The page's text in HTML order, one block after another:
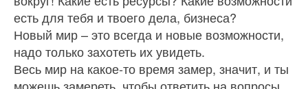
есть для тебя и твоего дела, бизнеса?
Новый мир – это всегда и новые возможности,
надо только захотеть их увидеть.
Весь мир на какое‑то время замер, значит, и ты
можешь замереть, чтобы ответить на вопросы.